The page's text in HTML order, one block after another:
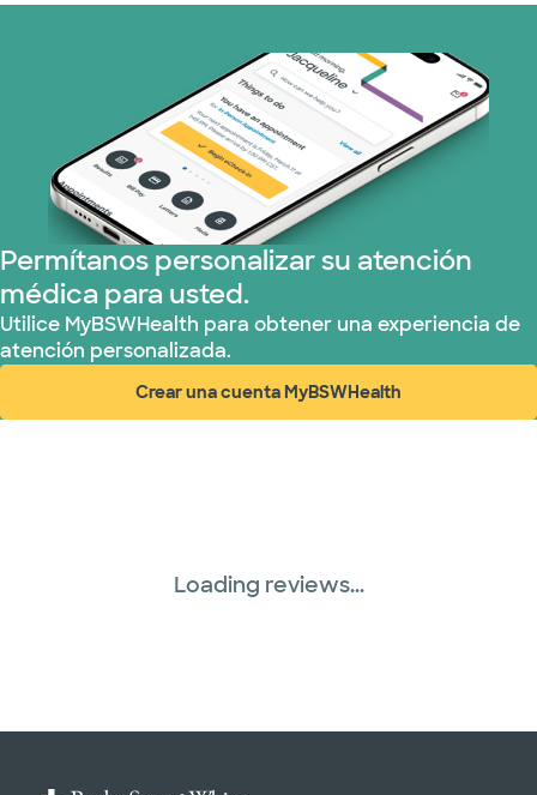
Permítanos personalizar su atención
médica para usted.
Utilice MyBSWHealth para obtener una experiencia de
atención personalizada.
Crear una cuenta MyBSWHealth
(abre en ventana nueva)
Loading reviews...